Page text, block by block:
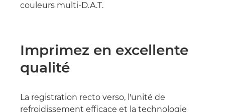
couleurs multi-D.A.T.
Imprimez en excellente
qualité
La registration recto verso, l'unité de
refroidissement efficace et la technologie